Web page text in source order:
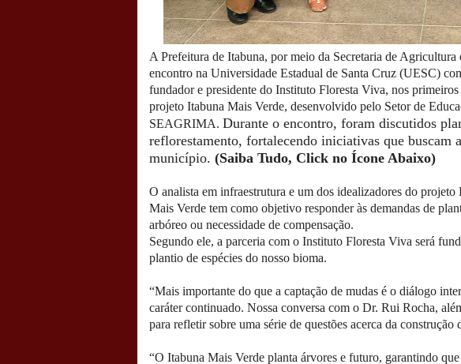
A Prefeitura de Itabuna, por meio da Secretaria de
encontro na Universidade Estadual de Santa Cruz (UESC)
fundador e presidente do Instituto Floresta Viva, nos
projeto Itabuna Mais Verde, desenvolvido pelo Setor de
SEAGRIMA. Durante o encontro, foram discutidos
reflorestamento, fortalecendo iniciativas que buscam
município. (Saiba Tudo, Click no Ícone Abaixo)
O analista em infraestrutura e um dos idealizadores do
Mais Verde tem como objetivo responder às demandas de
arbóreo ou necessidade de compensação.
Segundo ele, a parceria com o Instituto Floresta Viva será
plantio de espécies do nosso bioma.
“Mais importante do que a captação de mudas é o diálogo
caráter continuado. Nossa conversa com o Dr. Rui Rocha,
para refletir sobre uma série de questões acerca da
“O Itabuna Mais Verde planta árvores e futuro, garantindo